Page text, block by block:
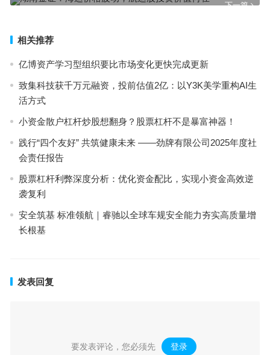
下一篇
相关推荐
亿博资产学习型组织要比市场变化更快完成更新
致集科技获千万元融资，投前估值2亿：以Y3K美学重构AI生
活方式
小资金散户杠杆炒股想翻身？股票杠杆不是暴富神器！
践行“四个友好” 共筑健康未来 ——劲牌有限公司2025年度社
会责任报告
股票杠杆利弊深度分析：优化资金配比，实现小资金高效逆
袭复利
安全筑基 标准领航｜睿驰以全球车规安全能力夯实高质量增
长根基
发表回复
要发表评论，您必须先 登录 。